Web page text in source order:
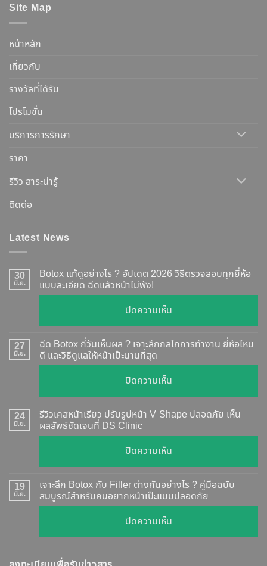
Site Map
หน้าหลัก
เกี่ยวกับ
รางวัลที่ได้รับ
โปรโมชั่น
บริการการรักษา
ราคา
รีวิว สาระน่ารู้
ติดต่อ
Latest News
30
มิ.ย.
Botox แท้ดูอย่างไร ? อัปเดต 2026 วิธีตรวจสอบทุกยี่ห้อ
แบบละเอียด ฉีดแล้วหน้าไม่พัง!
ปิดความเห็น
Botox
แท้
อย่างไร
อัปเดต
2026
ยี่ห้อ
แบบ
27
มิ.ย.
ฉีด Botox กี่วันเห็นผล ? เจาะลึกกลไกการทำงาน ยี่ห้อไหน
ดี และวิธีดูแลให้หน้าเป๊ะนานที่สุด
ปิดความเห็น
ฉีด
Botox
วัน
ผล
?
เจาะ
24
มิ.ย.
รีวิวเคสหน้าเรียว ปรับรูปหน้า V-Shape ปลอดภัย เห็น
ผลลัพธ์ชัดเจนที่ DS Clinic
ปิดความเห็น
รีวิว
เคส
หน้า
เรียว
รูป
19
มิ.ย.
เจาะลึก Botox กับ Filler ต่างกันอย่างไร ? คู่มือฉบับ
สมบูรณ์สำหรับคนอยากหน้าเป๊ะแบบปลอดภัย
ปิดความเห็น
เจาะ